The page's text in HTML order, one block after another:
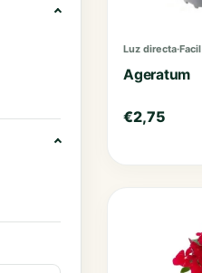
Luz directa·Facil
Ageratum
€2,75